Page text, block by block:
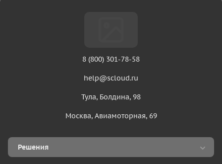
8 (800) 301-78-58
help@scloud.ru
Тула, Болдина, 98
Москва, Авиамоторная, 69
Решения